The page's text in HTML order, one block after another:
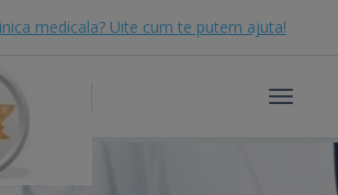
medicala? Uite cum te putem ajuta!
Toggle